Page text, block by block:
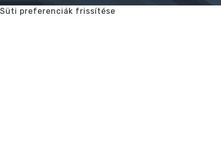
Süti preferenciák frissítése